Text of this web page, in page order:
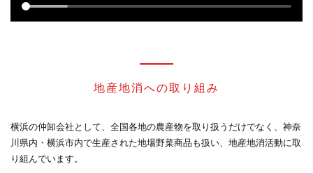
地産地消への取り組み
横浜の仲卸会社として、全国各地の農産物を取り扱うだけでなく、神奈
川県内・横浜市内で生産された地場野菜商品も扱い、地産地消活動に取
り組んでいます。